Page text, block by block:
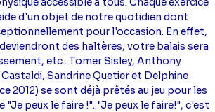
d'un objet de notre quotidien dont
pour l'occasion. En effet,
des haltères, votre balais sera
etc.. Tomer Sisley, Anthony
Sandrine Quetier et Delphine
2012) se sont déjà prêtés au jeu pour les
"Je peux le faire !". "Je peux le faire!", c'est